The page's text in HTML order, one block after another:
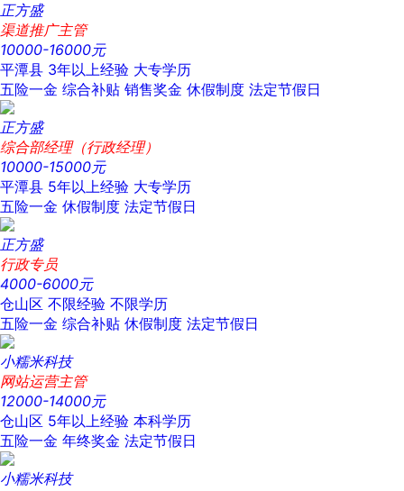
正方盛
渠道推广主管
10000-16000元
平潭县 3年以上经验 大专学历
五险一金 综合补贴 销售奖金 休假制度 法定节假日
正方盛
综合部经理（行政经理）
10000-15000元
平潭县 5年以上经验 大专学历
五险一金 休假制度 法定节假日
正方盛
行政专员
4000-6000元
仓山区 不限经验 不限学历
五险一金 综合补贴 休假制度 法定节假日
小糯米科技
网站运营主管
12000-14000元
仓山区 5年以上经验 本科学历
五险一金 年终奖金 法定节假日
小糯米科技